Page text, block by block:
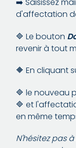
➡️ Saisissez
d'affectation
🔷 Le bouton
revenir à tout
🔶 En cliquant
🔷 le nouveau
🔷 et
en même
N'hésitez pas